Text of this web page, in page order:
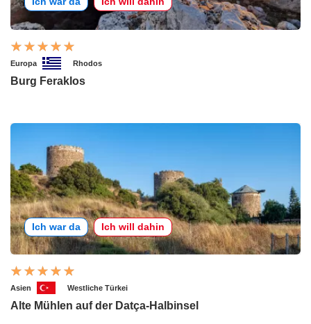
Europa Rhodos
Burg Feraklos
Ich war da Ich will dahin
Asien Westliche Türkei
Alte Mühlen auf der Datça-Halbinsel